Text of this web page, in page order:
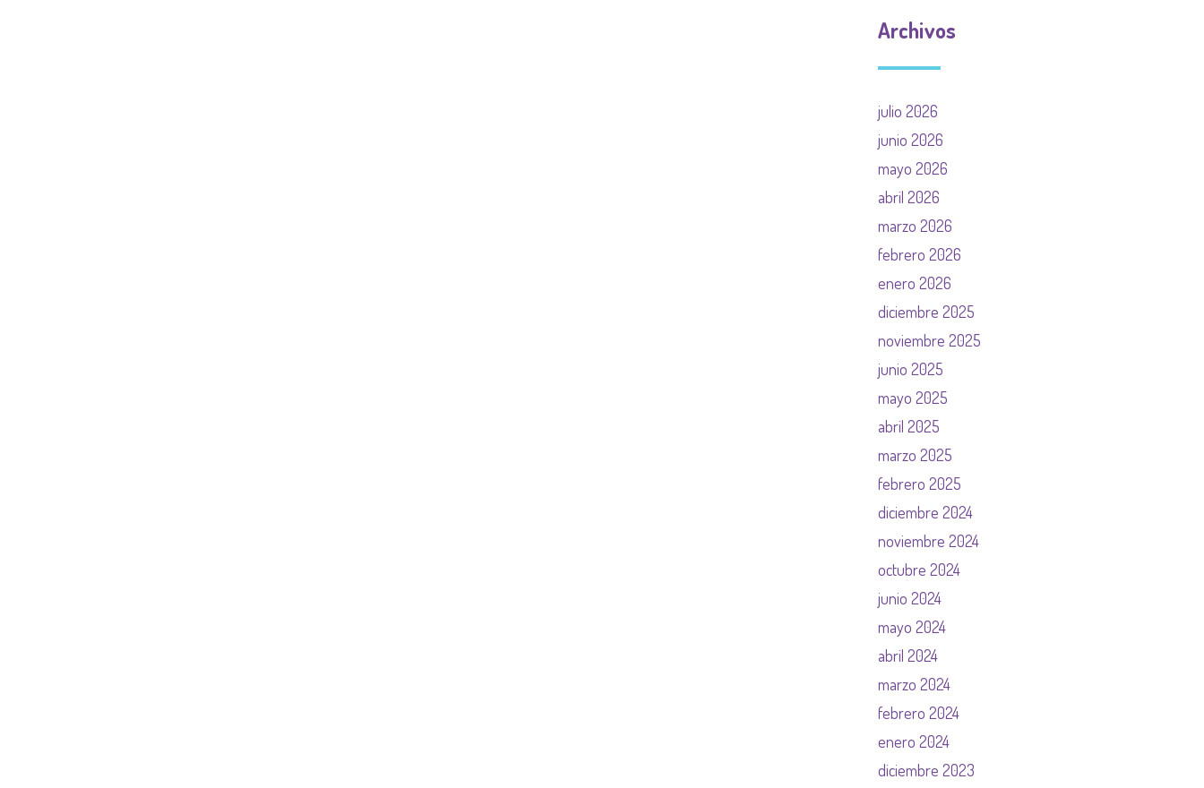
Archivos
julio 2026
junio 2026
mayo 2026
abril 2026
marzo 2026
febrero 2026
enero 2026
diciembre 2025
noviembre 2025
junio 2025
mayo 2025
abril 2025
marzo 2025
febrero 2025
diciembre 2024
noviembre 2024
octubre 2024
junio 2024
mayo 2024
abril 2024
marzo 2024
febrero 2024
enero 2024
diciembre 2023